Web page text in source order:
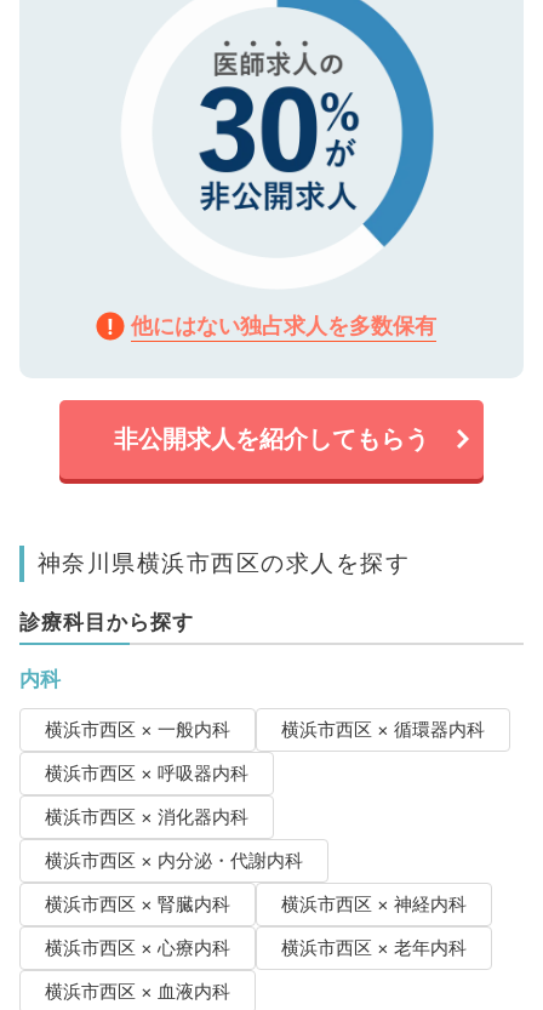
他にはない独占求人を多数保有
非公開求人を紹介してもらう
神奈川県横浜市西区の求人を探す
診療科目から探す
内科
横浜市西区 × 一般内科
横浜市西区 × 循環器内科
横浜市西区 × 呼吸器内科
横浜市西区 × 消化器内科
横浜市西区 × 内分泌・代謝内科
横浜市西区 × 腎臓内科
横浜市西区 × 神経内科
横浜市西区 × 心療内科
横浜市西区 × 老年内科
横浜市西区 × 血液内科